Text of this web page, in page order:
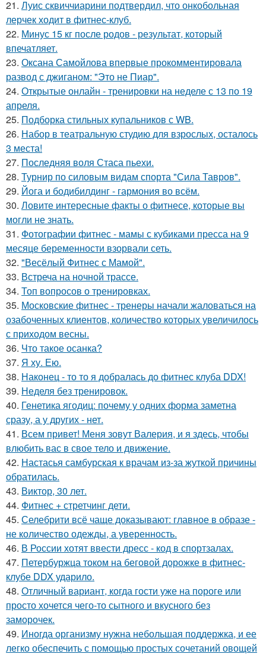
21. Луис сквиччиарини подтвердил, что онкобольная
лерчек ходит в фитнес-клуб.
22. Минус 15 кг после родов - результат, который
впечатляет.
23. Оксана Самойлова впервые прокомментировала
развод с джиганом: "Это не Пиар".
24. Открытые онлайн - тренировки на неделе с 13 по 19
апреля.
25. Подборка стильных купальников с WB.
26. Набор в театральную студию для взрослых, осталось
3 места!
27. Последняя воля Стаса пьехи.
28. Турнир по силовым видам спорта "Сила Тавров".
29. Йога и бодибилдинг - гармония во всём.
30. Ловите интересные факты о фитнесе, которые вы
могли не знать.
31. Фотографии фитнес - мамы с кубиками пресса на 9
месяце беременности взорвали сеть.
32. "Весёлый Фитнес с Мамой".
33. Встреча на ночной трассе.
34. Топ вопросов о тренировках.
35. Московские фитнес - тренеры начали жаловаться на
озабоченных клиентов, количество которых увеличилось
с приходом весны.
36. Что такое осанка?
37. Я ху. Ею.
38. Наконец - то то я добралась до фитнес клуба DDX!
39. Неделя без тренировок.
40. Генетика ягодиц: почему у одних форма заметна
сразу, а у других - нет.
41. Всем привет! Меня зовут Валерия, и я здесь, чтобы
влюбить вас в свое тело и движение.
42. Настасья самбурская к врачам из-за жуткой причины
обратилась.
43. Виктор, 30 лет.
44. Фитнес + стретчинг дети.
45. Селебрити всё чаще доказывают: главное в образе -
не количество одежды, а уверенность.
46. В России хотят ввести дресс - код в спортзалах.
47. Петербуржца током на беговой дорожке в фитнес-
клубе DDX ударило.
48. Отличный вариант, когда гости уже на пороге или
просто хочется чего-то сытного и вкусного без
заморочек.
49. Иногда организму нужна небольшая поддержка, и ее
легко обеспечить с помощью простых сочетаний овощей